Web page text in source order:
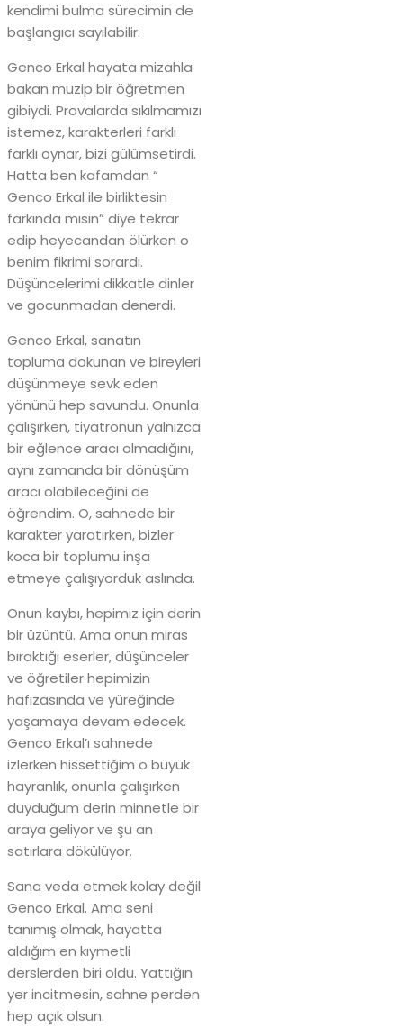
kendimi bulma sürecimin de
başlangıcı sayılabilir.
Genco Erkal hayata mizahla
bakan muzip bir öğretmen
gibiydi. Provalarda sıkılmamızı
istemez, karakterleri farklı
farklı oynar, bizi gülümsetirdi.
Hatta ben kafamdan “
Genco Erkal ile birliktesin
farkında mısın” diye tekrar
edip heyecandan ölürken o
benim fikrimi sorardı.
Düşüncelerimi dikkatle dinler
ve gocunmadan denerdi.
Genco Erkal, sanatın
topluma dokunan ve bireyleri
düşünmeye sevk eden
yönünü hep savundu. Onunla
çalışırken, tiyatronun yalnızca
bir eğlence aracı olmadığını,
aynı zamanda bir dönüşüm
aracı olabileceğini de
öğrendim. O, sahnede bir
karakter yaratırken, bizler
koca bir toplumu inşa
etmeye çalışıyorduk aslında.
Onun kaybı, hepimiz için derin
bir üzüntü. Ama onun miras
bıraktığı eserler, düşünceler
ve öğretiler hepimizin
hafızasında ve yüreğinde
yaşamaya devam edecek.
Genco Erkal’ı sahnede
izlerken hissettiğim o büyük
hayranlık, onunla çalışırken
duyduğum derin minnetle bir
araya geliyor ve şu an
satırlara dökülüyor.
Sana veda etmek kolay değil
Genco Erkal. Ama seni
tanımış olmak, hayatta
aldığım en kıymetli
derslerden biri oldu. Yattığın
yer incitmesin, sahne perden
hep açık olsun.